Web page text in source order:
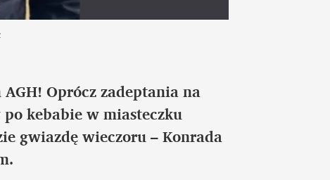
Oprócz zadeptania na
kebabie w miasteczku
gwiazdę wieczoru – Konrada